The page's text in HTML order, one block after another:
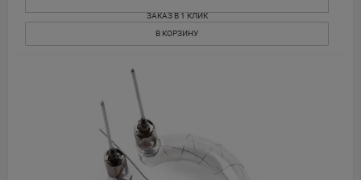
ЗАКАЗ В 1 КЛИК
В КОРЗИНУ